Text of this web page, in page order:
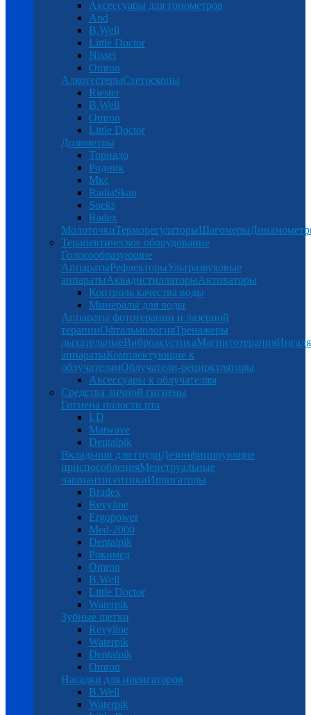
Аксессуары для тонометров
And
B.Well
Little Doctor
Nissei
Omron
АлкотестерыСтетоскопы
Riester
B.Well
Omron
Little Doctor
Дозиметры
Торнадо
Родник
Мкс
RadiaSkan
Soeks
Radex
МолоточкиТерморегуляторыШагомеры
Терапевтическое оборудование
Голосообразующие
АппаратыРефлекторыУльтразвуковые
аппаратыАквадистилляторыАктиваторы
Контроль качества воды
Минералы для воды
Аппараты фототерапии и лазерной
терапииОфтальмологияТренажеры
дыхательныеВиброакустикаМагнитотерапия
аппаратыКомплектующие к
облучателямОблучатели-рециркуляторы
Аксессуары к облучателям
Средства личной гигиены
Гигиена полости рта
LD
Matwave
Dentalpik
Вкладыши для грудиДезинфицирующие
приспособленияМенструальные
чашиантисептикиИрригаторы
Bradex
Revyline
Ergopower
Med-2000
Dentalpik
Рокимед
Omron
B.Well
Little Doctor
Waterpik
Зубные щетки
Revyline
Waterpik
Dentalpik
Omron
Насадки для ирригаторов
B.Well
Waterpik